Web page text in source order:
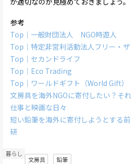
参考
Top｜一般財団法人 NGO時遊人
Top｜特定非営利活動法人フリー・
Top｜セカンドライフ
Top｜Eco Trading
Top｜ワールドギフト（World Gift）
文房具を海外NGOに寄付したい？そ
仕事と映画な日々
短い鉛筆を海外に寄付しようとする
研
暮らし
文房具 鉛筆